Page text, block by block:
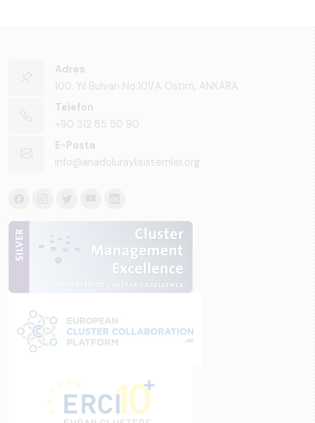
Adres
100. Yıl Bulvarı No:101/A Ostim, ANKARA
Telefon
+90 312 85 50 90
E-Posta
info@anadoluraylisistemler.org